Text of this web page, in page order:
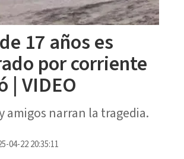
17 años es
por corriente
| VIDEO
amigos narran la tragedia.
04-22 20:35:11